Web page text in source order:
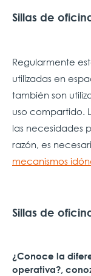
Sillas de
Regularmente
utilizadas en
también son
uso compartido.
las necesidades
razón, es
mecanismos
Sillas de
¿Conoce la
operativa?,